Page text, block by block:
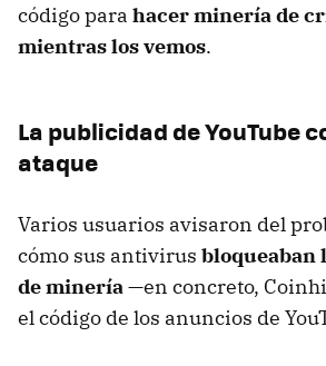
código para hacer minería de
mientras los vemos.
La publicidad de YouTube
ataque
Varios usuarios avisaron del
cómo sus antivirus bloqueaban
de minería—en concreto,
el código de los anuncios de